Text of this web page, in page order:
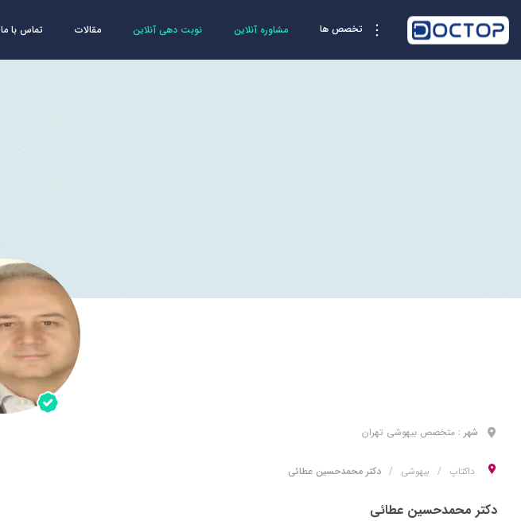
تخصص ها مشاوره آنلاین نوبت دهی آنلاین مقالات تماس با ما
شهر : متخصص بیهوشی تهران
داکتاپ بیهوشی دکتر محمدحسین عطائی
دکتر محمدحسین عطائی